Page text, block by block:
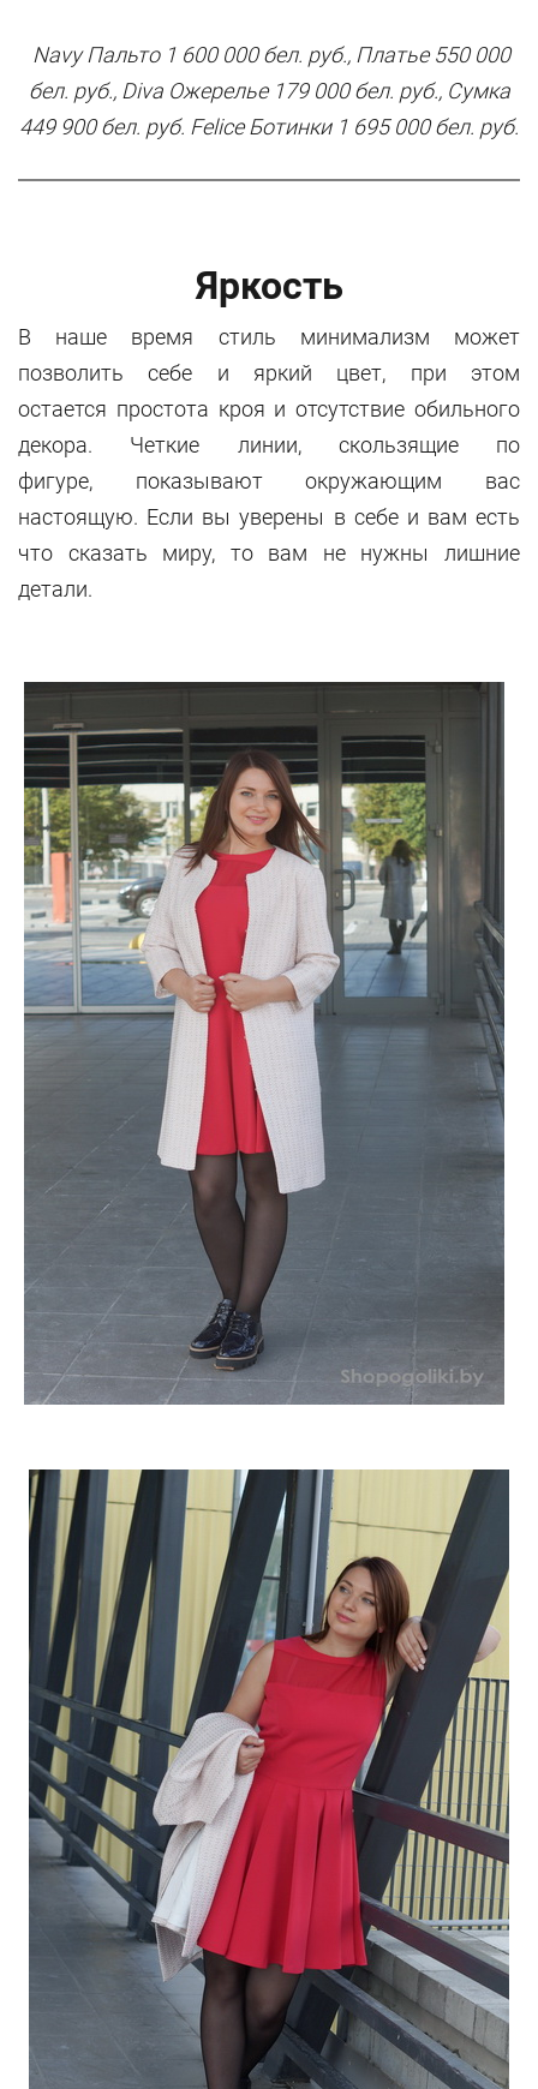
Navy Пальто 1 600 000 бел. руб., Платье 550 000
бел. руб., Diva Ожерелье 179 000 бел. руб., Сумка
449 900 бел. руб. Felice Ботинки 1 695 000 бел. руб.
Яркость
В наше время стиль минимализм может
позволить себе и яркий цвет, при этом
остается простота кроя и отсутствие обильного
декора. Четкие линии, скользящие по
фигуре, показывают окружающим вас
настоящую. Если вы уверены в себе и вам есть
что сказать миру, то вам не нужны лишние
детали.